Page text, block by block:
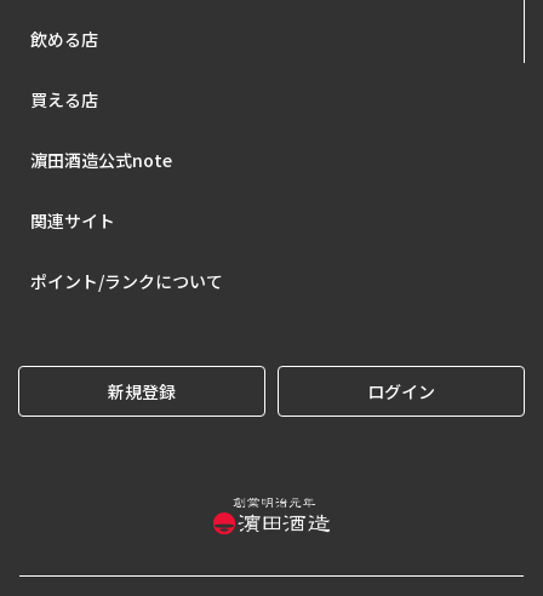
飲める店
買える店
濵田酒造公式note
関連サイト
ポイント/ランクについて
新規登録 ログイン